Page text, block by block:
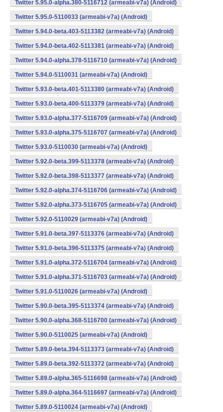
Twitter 5.95.0-alpha.380-5116712 (armeabi-v7a) (Android)
Twitter 5.95.0-5110033 (armeabi-v7a) (Android)
Twitter 5.94.0-beta.403-5113382 (armeabi-v7a) (Android)
Twitter 5.94.0-beta.402-5113381 (armeabi-v7a) (Android)
Twitter 5.94.0-alpha.378-5116710 (armeabi-v7a) (Android)
Twitter 5.94.0-5110031 (armeabi-v7a) (Android)
Twitter 5.93.0-beta.401-5113380 (armeabi-v7a) (Android)
Twitter 5.93.0-beta.400-5113379 (armeabi-v7a) (Android)
Twitter 5.93.0-alpha.377-5116709 (armeabi-v7a) (Android)
Twitter 5.93.0-alpha.375-5116707 (armeabi-v7a) (Android)
Twitter 5.93.0-5110030 (armeabi-v7a) (Android)
Twitter 5.92.0-beta.399-5113378 (armeabi-v7a) (Android)
Twitter 5.92.0-beta.398-5113377 (armeabi-v7a) (Android)
Twitter 5.92.0-alpha.374-5116706 (armeabi-v7a) (Android)
Twitter 5.92.0-alpha.373-5116705 (armeabi-v7a) (Android)
Twitter 5.92.0-5110029 (armeabi-v7a) (Android)
Twitter 5.91.0-beta.397-5113376 (armeabi-v7a) (Android)
Twitter 5.91.0-beta.396-5113375 (armeabi-v7a) (Android)
Twitter 5.91.0-alpha.372-5116704 (armeabi-v7a) (Android)
Twitter 5.91.0-alpha.371-5116703 (armeabi-v7a) (Android)
Twitter 5.91.0-5110026 (armeabi-v7a) (Android)
Twitter 5.90.0-beta.395-5113374 (armeabi-v7a) (Android)
Twitter 5.90.0-alpha.368-5116700 (armeabi-v7a) (Android)
Twitter 5.90.0-5110025 (armeabi-v7a) (Android)
Twitter 5.89.0-beta.394-5113373 (armeabi-v7a) (Android)
Twitter 5.89.0-beta.392-5113372 (armeabi-v7a) (Android)
Twitter 5.89.0-alpha.365-5116698 (armeabi-v7a) (Android)
Twitter 5.89.0-alpha.364-5116697 (armeabi-v7a) (Android)
Twitter 5.89.0-5110024 (armeabi-v7a) (Android)